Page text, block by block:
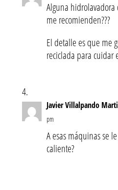
Alguna
me recomienden???
El detalle es que me
reciclada para cuidar
Javier Villalpando
pm
A esas máquinas se
caliente?